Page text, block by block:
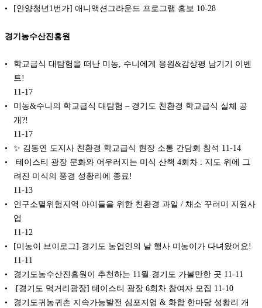
[안양청년1번가] 애니액션그라운드 프로그램 홍보 10-28
경기농수산진흥원
학교급식 대탐험을 떠난 미농, 수니에게 응원&감상평 남기기 이벤
트!
11-17
미농&수니의 학교급식 대탐험 – 경기도 친환경 학교급식 실체 공
개?!
11-17
✨ 김동연 도지사 친환경 학교급식 현장 소통 간담회 참석 11-14
️ 테이스티 광장 문화와 어우러지는 미식 산책 4회차 : 지도 위에 그
려진 미식의 풍경 성황리에 종료!
11-13
인구소멸위험지역 아이들을 위한 친환경 과일 / 채소 꾸러미 지원사
업
11-12
[미농이 브이로그] 경기도 농업인의 날 행사 미농이가 다녀왔어요!
11-11
경기도농수산진흥원이 추천하는 11월 경기도 가볼만한 곳 11-11
️ [경기도 먹거리광장] 테이스티 광장 6회차 참여자 모집 11-10
경기도귀농귀촌 지속가능발전 심포지엄 & 화합 한마당 성황리 개